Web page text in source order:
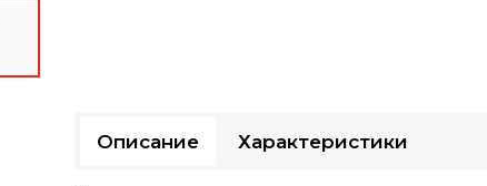
Описание Характеристики